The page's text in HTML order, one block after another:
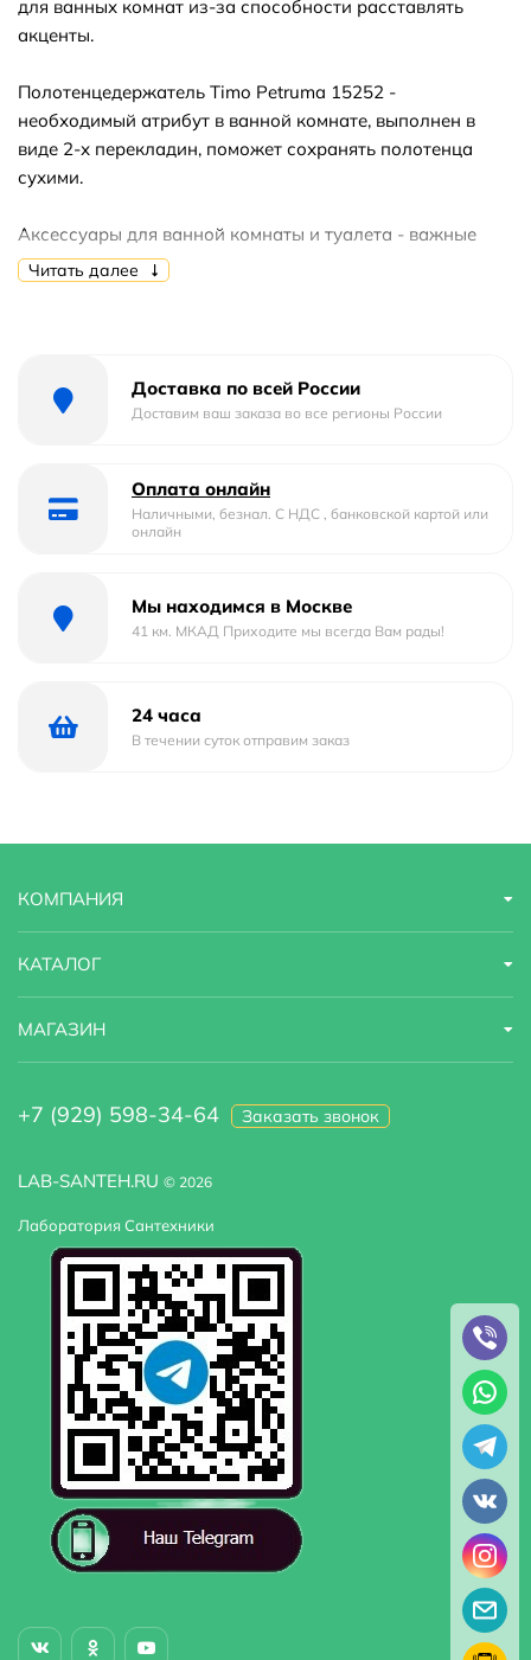
для ванных комнат из-за способности расставлять
акценты.
Полотенцедержатель Timo Petruma 15252 -
необходимый атрибут в ванной комнате, выполнен в
виде 2-х перекладин, поможет сохранять полотенца
сухими.
Аксессуары для ванной комнаты и туалета - важные
составляющие комфортной и продуманной обстановки.
Читать далее
Доставка по всей России
Доставим ваш заказа во все регионы России
Оплата онлайн
Наличными, безнал. С НДС , банковской картой или
онлайн
Мы находимся в Москве
41 км. МКАД Приходите мы всегда Вам рады!
24 часа
В течении суток отправим заказ
LAB-SANTEH.RU © 2026
Лаборатория Сантехники
КОМПАНИЯ
КАТАЛОГ
МАГАЗИН
+7 (929) 598-34-64 Заказать звонок